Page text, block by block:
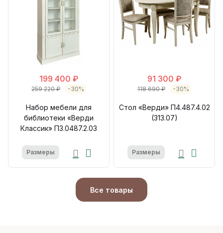
199 400 ₽
259 220 ₽ -30%
Набор мебели для
библиотеки «Верди
Классик» П3.0487.2.03
Размеры
91 300 ₽
118 690 ₽ -30%
Стол «Верди» П4.487.4.02
(313.07)
Размеры
Все товары